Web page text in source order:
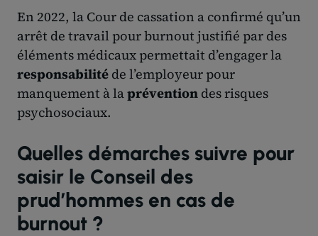
En 2022, la Cour de cassation a confirmé qu’un
arrêt de travail pour burnout justifié par des
éléments médicaux permettait d’engager la
responsabilité de l’employeur pour
manquement à laprévention des risques
psychosociaux.
Quelles démarches suivre pour
saisir le Conseil des
prud’hommes en cas de
burnout ?